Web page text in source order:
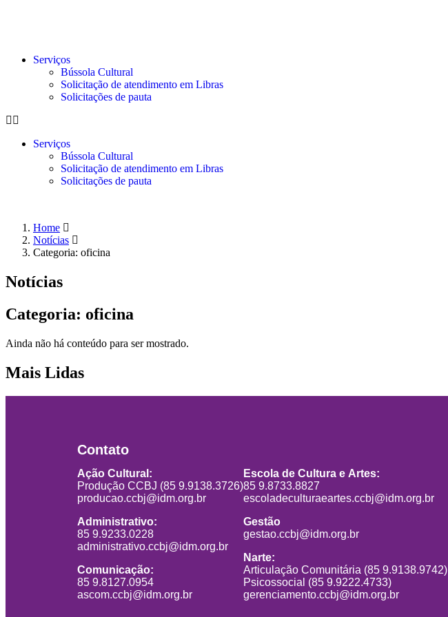
Serviços
Bússola Cultural
Solicitação de atendimento em Libras
Solicitações de pauta
Serviços
Bússola Cultural
Solicitação de atendimento em Libras
Solicitações de pauta
Home
Notícias
Categoria: oficina
Notícias
Categoria: oficina
Ainda não há conteúdo para ser mostrado.
Mais Lidas
Contato
Ação Cultural:
Produção CCBJ (85 9.9138.3726)
producao.ccbj@idm.org.br
Administrativo:
85 9.9233.0228
administrativo.ccbj@idm.org.br
Comunicação:
85 9.8127.0954
ascom.ccbj@idm.org.br
Escola de Cultura e Artes:
85 9.8733.8827
escoladeculturaeartes.ccbj@idm.org.br
Gestão
gestao.ccbj@idm.org.br
Narte:
Articulação Comunitária (85 9.9138.9742)
Psicossocial (85 9.9222.4733)
gerenciamento.ccbj@idm.org.br